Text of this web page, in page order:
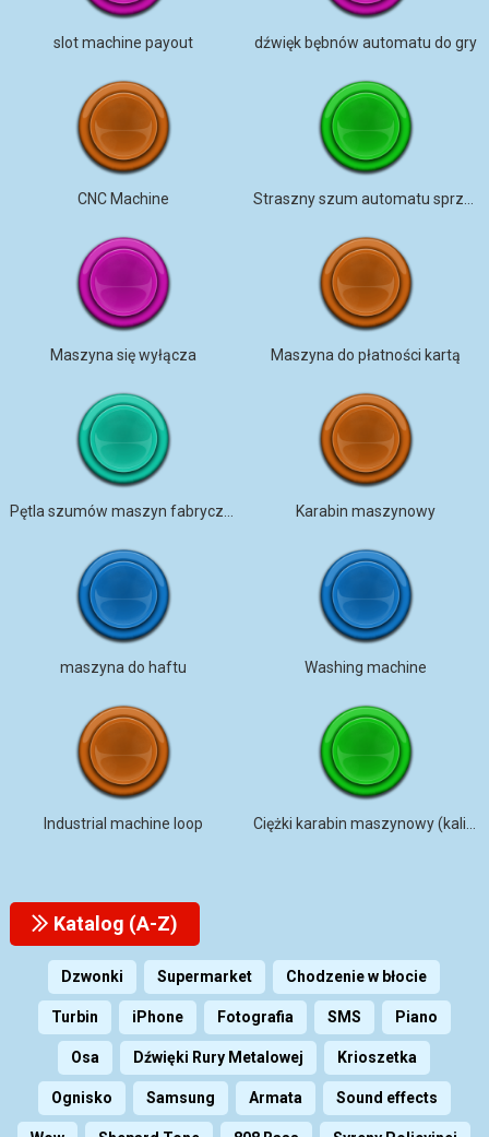
slot machine payout dźwięk bębnów automatu do gry
CNC Machine
Maszyna się wyłącza Maszyna do płatności kartą
Karabin maszynowy
maszyna do haftu Washing machine
Industrial machine loop
Katalog (A-Z)
Dzwonki Supermarket Chodzenie w błocie
Turbin iPhone Fotografia SMS Piano
Osa Dźwięki Rury Metalowej Krioszetka
Ognisko Samsung Armata Sound effects